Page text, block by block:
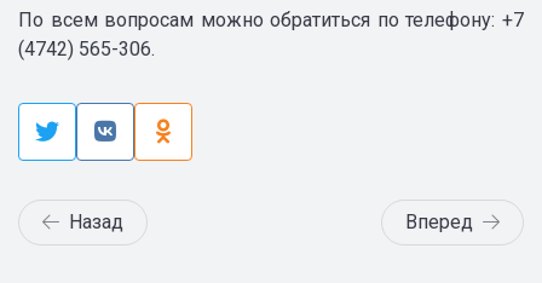
По всем вопросам можно обратиться по телефону: +7
(4742) 565-306.
Назад Вперед